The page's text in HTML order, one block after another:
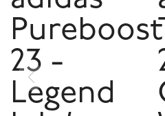
Pureboost
23 -
Legend